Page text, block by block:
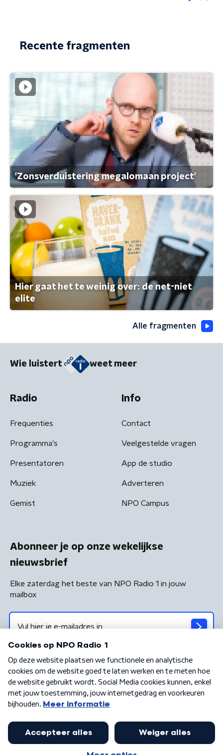
Recente fragmenten
'Zonsverduistering megalomaan project'
Hier gaat het te weinig over: de net-niet
elite
Alle fragmenten
Wie luistert weet meer
Radio
Frequenties
Programma's
Presentatoren
Muziek
Gemist
Info
Contact
Veelgestelde vragen
App de studio
Adverteren
NPO Campus
Abonneer je op onze wekelijkse
nieuwsbrief
Elke zaterdag het beste van NPO Radio 1 in jouw
mailbox
Algemene voorwaarden Privacybeleid